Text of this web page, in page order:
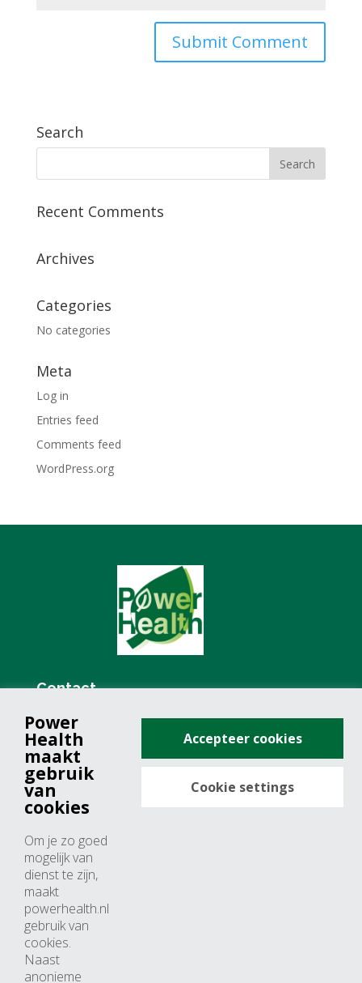
Search
Recent Comments
Archives
Categories
No categories
Meta
Log in
Entries feed
Comments feed
WordPress.org
Contact
+31 (0)76 571 19 68
info@powerhealth.nl
Adresse
4817 ZH breda
Nederland
Horaires d’ouvertures
Du lundi au jeudi: 09:00 – 17:00
Vendredi: 09:00 – 15:00
Power
Health
maakt
gebruik
van
cookies
Om je zo goed
mogelijk van
dienst te zijn,
maakt
powerhealth.nl
gebruik van
cookies.
Naast
anonieme
Accepteer cookies
Cookie settings